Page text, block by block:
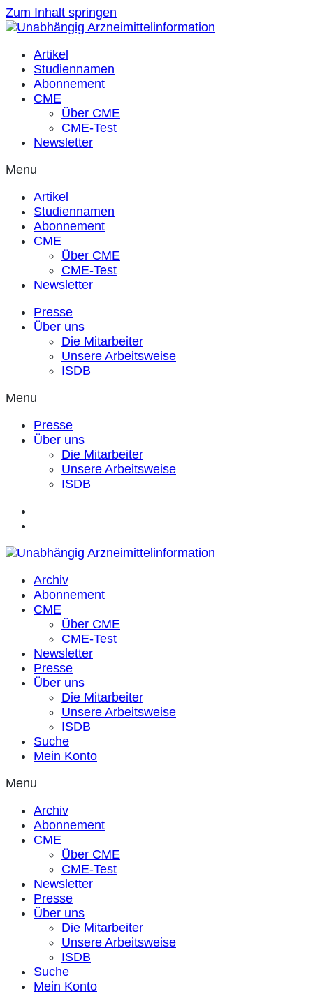
Zum Inhalt springen
Artikel
Studiennamen
Abonnement
CME
Über CME
CME-Test
Newsletter
Menu
Artikel
Studiennamen
Abonnement
CME
Über CME
CME-Test
Newsletter
Presse
Über uns
Die Mitarbeiter
Unsere Arbeitsweise
ISDB
Menu
Presse
Über uns
Die Mitarbeiter
Unsere Arbeitsweise
ISDB
Archiv
Abonnement
CME
Über CME
CME-Test
Newsletter
Presse
Über uns
Die Mitarbeiter
Unsere Arbeitsweise
ISDB
Suche
Mein Konto
Menu
Archiv
Abonnement
CME
Über CME
CME-Test
Newsletter
Presse
Über uns
Die Mitarbeiter
Unsere Arbeitsweise
ISDB
Suche
Mein Konto